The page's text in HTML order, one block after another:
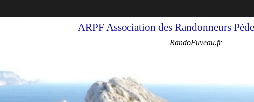
ARPF Association des Randonneurs
RandoFuveau.fr